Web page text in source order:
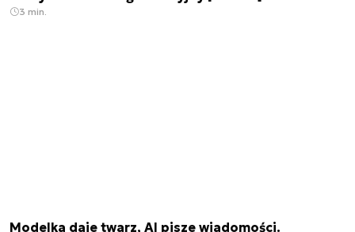
3 min.
Modelka daje twarz, AI pisze wiadomości.